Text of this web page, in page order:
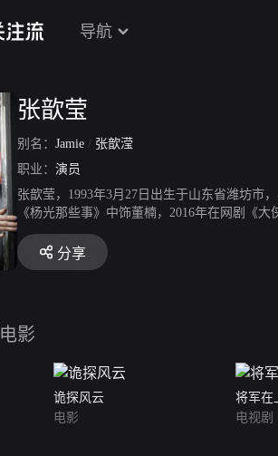
导航
张歆莹
别名： Jamie / 张歆滢
职业： 演员
张歆莹，1993年3月27日出生于山东省潍坊市
《杨光那些事》中饰董楠，2016年在网剧《
017年在《鬼探风云》中饰林筱，2017年在
我》中饰演闫瑶，2020年在网剧《少女大人》
分享
电影
诡探风云
电影
将军在
电视剧